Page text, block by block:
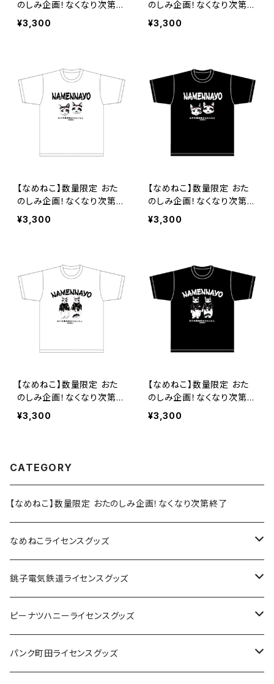
のしみ企画！なくなり次第終
了 なめねこ（なめんなよ）
Tシャツ （White）6
¥3,300
のしみ企画！なくなり次第終
了 なめねこ（なめんなよ）
Tシャツ （Black）6
¥3,300
【なめねこ】数量限定 おた
のしみ企画！なくなり次第終
了 なめねこ（なめんなよ）
Tシャツ （White）7
¥3,300
【なめねこ】数量限定 おた
のしみ企画！なくなり次第終
了 なめねこ（なめんなよ）
Tシャツ （Black）7
¥3,300
【なめねこ】数量限定 おた
のしみ企画！なくなり次第終
了 なめねこ（なめんなよ）
Tシャツ （White）8
¥3,300
【なめねこ】数量限定 おた
のしみ企画！なくなり次第終
了 なめねこ（なめんなよ）
Tシャツ （Black）8
¥3,300
CATEGORY
【なめねこ】数量限定 おたのしみ企画！なくなり次第終了
なめねこライセンスグッズ
Tシャツ
キャップ
ステッカー
銚子電気鉄道ライセンスグッズ
ステッカー
缶バッジ
ピーナツハニーライセンスグッズ
Tシャツ
パンク町田ライセンスグッズ